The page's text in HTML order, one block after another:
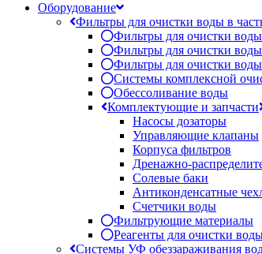
Оборудование
Фильтры для очистки воды в
Фильтры для очистки
Фильтры для очистки воды
Фильтры для очистки воды
Системы комплексной
Обессоливание воды
Комплектующие и запчасти
Насосы дозаторы
Управляющие клапаны
Корпуса фильтров
Дренажно-
Солевые баки
Антиконденсатные
Счетчики воды
Фильтрующие материалы
Реагенты для очистки
Системы УФ обеззараживания